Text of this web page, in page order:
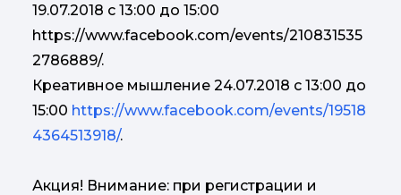
19.07.2018 с 13:00 до 15:00
https://www.facebook.com/events/210831535
2786889/.
Креативное мышление 24.07.2018 с 13:00 до
15:00 https://www.facebook.com/events/19518
4364513918/.
Акция! Внимание: при регистрации и